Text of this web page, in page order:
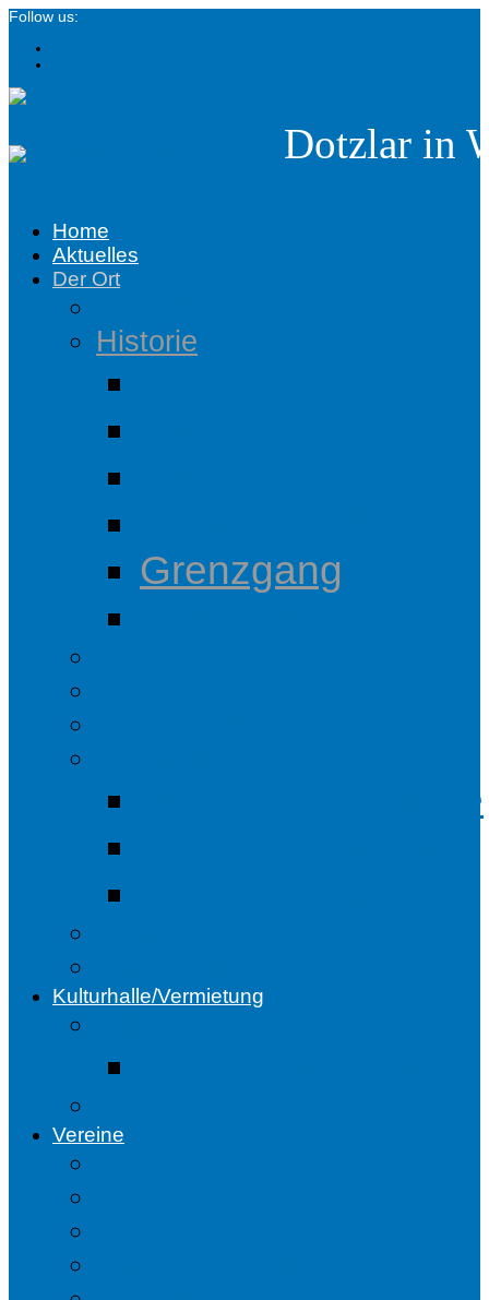
Follow us:
Dotzlar in
Home
Aktuelles
Der Ort
Historie
Grenzgang
Jubiläumsprodukte
Kulturhalle/Vermietung
Vereine